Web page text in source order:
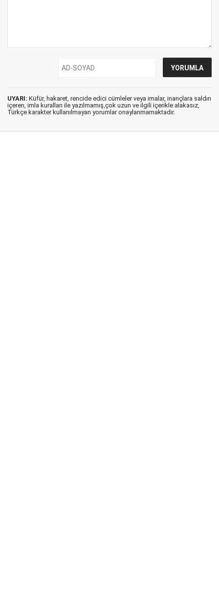
UYARI: Küfür, hakaret, rencide edici cümleler veya imalar, inançlara saldırı
içeren, imla kuralları ile yazılmamış,çok uzun ve ilgili içerikle alakasız,
Türkçe karakter kullanılmayan yorumlar onaylanmamaktadır.